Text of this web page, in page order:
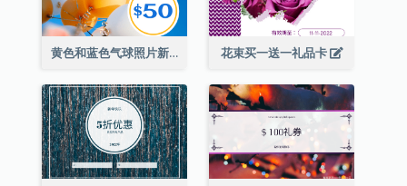
黄色和蓝色气球照片新年礼品卡 花束买一送一礼品卡